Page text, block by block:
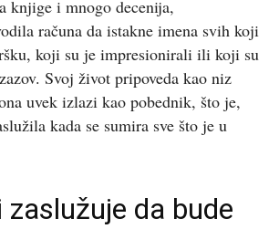
knjige i mnogo decenija,
računa da istakne imena svih koji
koji su je impresionirali ili koji su
Svoj život pripoveda kao niz
uvek izlazi kao pobednik, što je,
kada se sumira sve što je u
da bude